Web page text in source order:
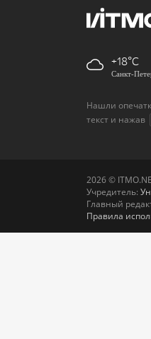
+18
Санкт-
Нашли
текст и нажав
2026 ©
Учредитель:
Главный
Правила